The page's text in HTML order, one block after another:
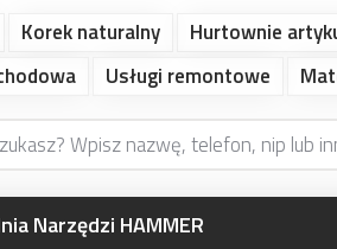
Korek naturalny Hurtownie
Usługi remontowe
Narzędzi HAMMER